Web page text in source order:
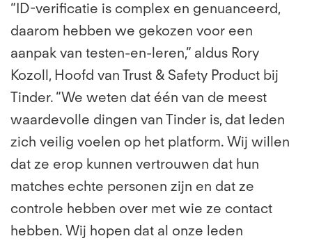
“ID-verificatie is complex en genuanceerd,
daarom hebben we gekozen voor een
aanpak van testen-en-leren,” aldus Rory
Kozoll, Hoofd van Trust & Safety Product bij
Tinder. “We weten dat één van de meest
waardevolle dingen van Tinder is, dat leden
zich veilig voelen op het platform. Wij willen
dat ze erop kunnen vertrouwen dat hun
matches echte personen zijn en dat ze
controle hebben over met wie ze contact
hebben. Wij hopen dat al onze leden